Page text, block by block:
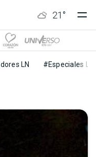
21 °
LN #Especiales LN